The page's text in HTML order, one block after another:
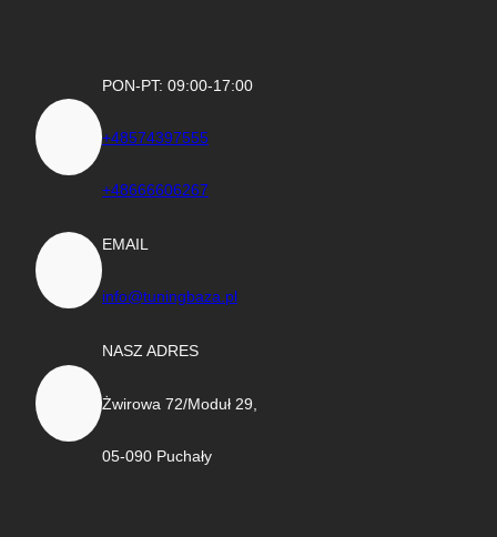
PON-PT: 09:00-17:00
+48574397555
+48666606267
EMAIL
info@tuningbaza.pl
NASZ ADRES
Żwirowa 72/Moduł 29,
05-090 Puchały